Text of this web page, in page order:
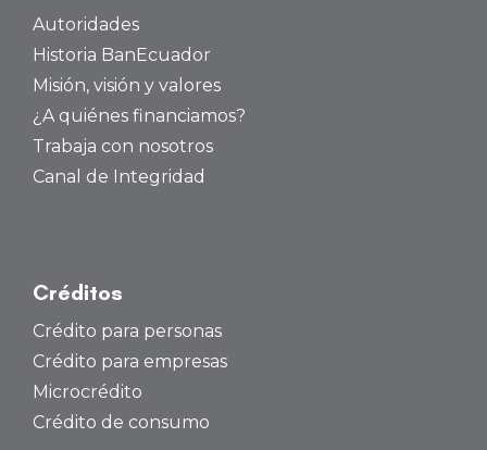
Autoridades
Historia BanEcuador
Misión, visión y valores
¿A quiénes financiamos?
Trabaja con nosotros
Canal de Integridad
Créditos
Crédito para personas
Crédito para empresas
Microcrédito
Crédito de consumo